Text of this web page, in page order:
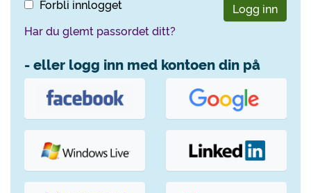
Forbli innlogget
Logg inn
Har du glemt passordet ditt?
- eller logg inn med kontoen din på